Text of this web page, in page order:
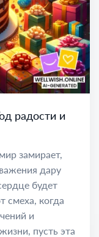
радости и
замирает,
дару
будет
смеха, когда
и
пусть эта